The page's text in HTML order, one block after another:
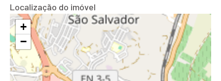
Localização do imóvel
+
−